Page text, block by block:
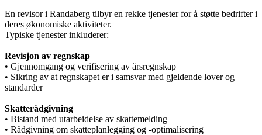
En revisor i Randaberg tilbyr en rekke tjenester for å støtte bedrifter i
deres økonomiske aktiviteter.
Typiske tjenester inkluderer:
Revisjon av regnskap
• Gjennomgang og verifisering av årsregnskap
• Sikring av at regnskapet er i samsvar med gjeldende lover og
standarder
Skatterådgivning
• Bistand med utarbeidelse av skattemelding
• Rådgivning om skatteplanlegging og -optimalisering